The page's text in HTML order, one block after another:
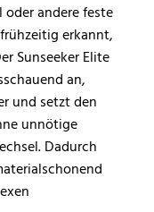
oder andere feste
erkannt,
Sunseeker Elite
an,
und setzt den
unnötige
Dadurch